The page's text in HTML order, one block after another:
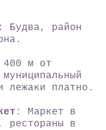
: Будва, район
м от
лежаки платно.
: Маркет в
рестораны в